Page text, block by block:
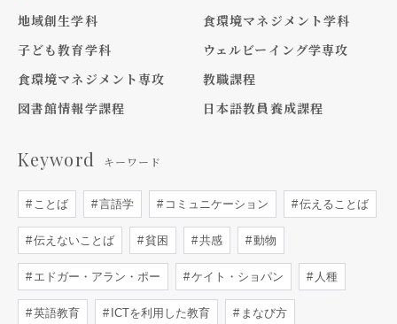
地域創生学科
食環境マネジメント学科
子ども教育学科
ウェルビーイング学専攻
食環境マネジメント専攻
教職課程
図書館情報学課程
日本語教員養成課程
Keyword キーワード
ことば 言語学 コミュニケーション 伝えることば
伝えないことば 貧困 共感 動物
エドガー・アラン・ポー ケイト・ショパン 人種
英語教育 ICTを利用した教育 まなび方